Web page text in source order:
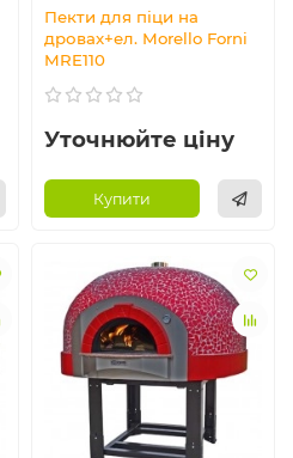
Пекти для піци на
дровах+ел. Morello Forni
MRE110
Уточнюйте ціну
Купити